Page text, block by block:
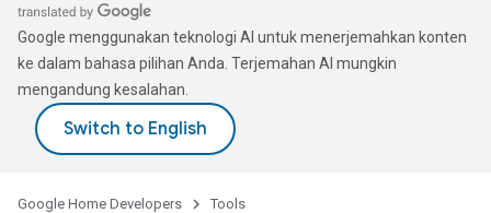
Google menggunakan teknologi AI untuk menerjemahkan konten
ke dalam bahasa pilihan Anda. Terjemahan AI mungkin
mengandung kesalahan.
Google Home Developers Tools